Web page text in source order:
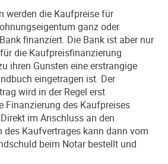
werden die Kaufpreise für
ganz oder
finanziert. Die Bank ist aber nur
die Kaufpreisfinanzierung
ihren Gunsten eine erstrangige
eingetragen ist. Der
wird in der Regel erst
Finanzierung des Kaufpreises
im Anschluss an den
des Kaufvertrages kann dann vom
beim Notar bestellt und